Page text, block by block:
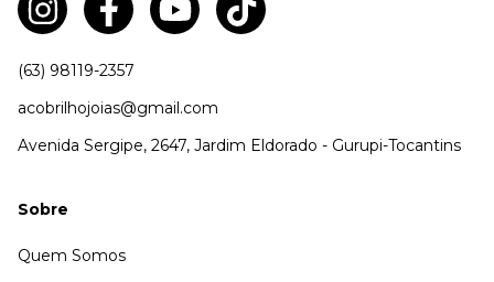
(63) 98119-2357
acobrilhojoias@gmail.com
Avenida Sergipe, 2647, Jardim Eldorado - Gurupi-Tocantins
Sobre
Quem Somos